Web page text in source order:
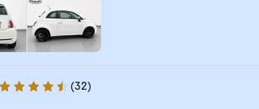
4.7 Sterne (32)